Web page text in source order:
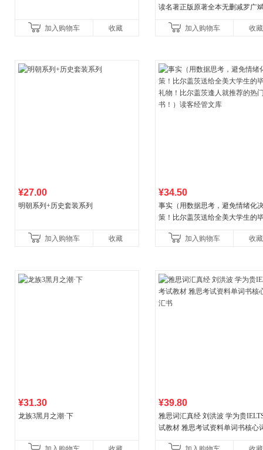
加入购物车 收藏
读名著正版原著全本无删减罗广
初中生课外书中国青
加入购物车 收藏
¥27.00
明朝系列+历史套装系列
加入购物车 收藏
¥34.50
事实（用数据思考，避免情绪化
策！比尔盖茨送给全美大学生的
书！）读客经管文库
加入购物车 收藏
¥31.30
龙族3黑月之潮·下
¥39.80
雅思词汇真经 刘洪波 学为贵
试教材 雅思考试资料单词书核心